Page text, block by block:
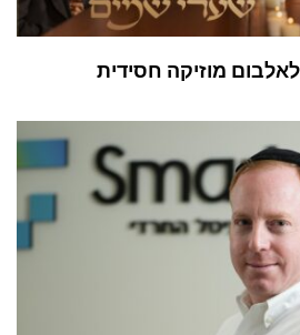
מוזיקה חסידית